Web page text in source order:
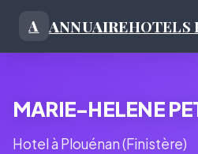
A ANNUAIREHOTELS
MARIE-HELENE
Hotel à Plouénan (Finistère)